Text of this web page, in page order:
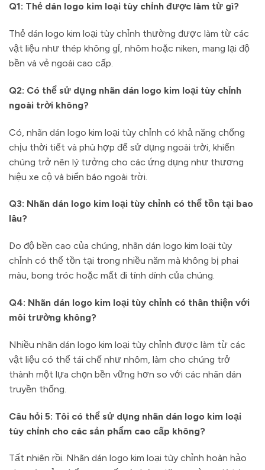
Q1: Thẻ dán logo kim loại tùy chỉnh được làm từ gì?
Thẻ dán logo kim loại tùy chỉnh thường được làm từ các
vật liệu như thép không gỉ, nhôm hoặc niken, mang lại độ
bền và vẻ ngoài cao cấp.
Q2: Có thể sử dụng nhãn dán logo kim loại tùy chỉnh
ngoài trời không?
Có, nhãn dán logo kim loại tùy chỉnh có khả năng chống
chịu thời tiết và phù hợp để sử dụng ngoài trời, khiến
chúng trở nên lý tưởng cho các ứng dụng như thương
hiệu xe cộ và biển báo ngoài trời.
Q3: Nhãn dán logo kim loại tùy chỉnh có thể tồn tại bao
lâu?
Do độ bền cao của chúng, nhãn dán logo kim loại tùy
chỉnh có thể tồn tại trong nhiều năm mà không bị phai
màu, bong tróc hoặc mất đi tính dính của chúng.
Q4: Nhãn dán logo kim loại tùy chỉnh có thân thiện với
môi trường không?
Nhiều nhãn dán logo kim loại tùy chỉnh được làm từ các
vật liệu có thể tái chế như nhôm, làm cho chúng trở
thành một lựa chọn bền vững hơn so với các nhãn dán
truyền thống.
Câu hỏi 5: Tôi có thể sử dụng nhãn dán logo kim loại
tùy chỉnh cho các sản phẩm cao cấp không?
Tất nhiên rồi. Nhãn dán logo kim loại tùy chỉnh hoàn hảo